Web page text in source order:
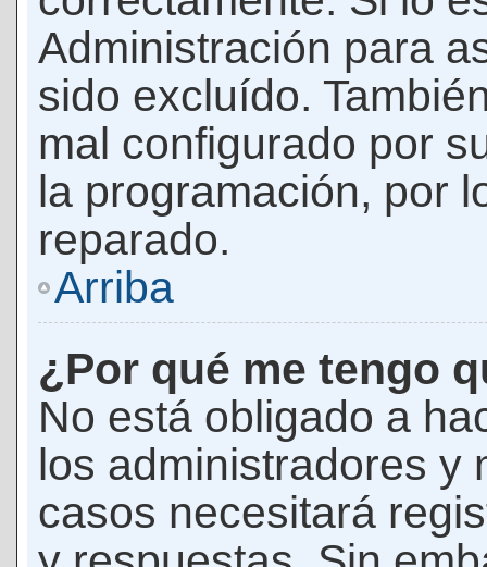
Administración para
sido excluído.
mal configurado por
la programación, por
reparado.
Arriba
¿Por qué me tengo
No está obligado a
los administradores y
casos necesitará